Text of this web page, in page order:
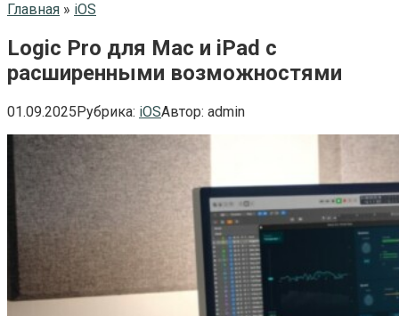
Главная » iOS
Logic Pro для Mac и iPad с
расширенными возможностями
01.09.2025Рубрика: iOSАвтор: admin